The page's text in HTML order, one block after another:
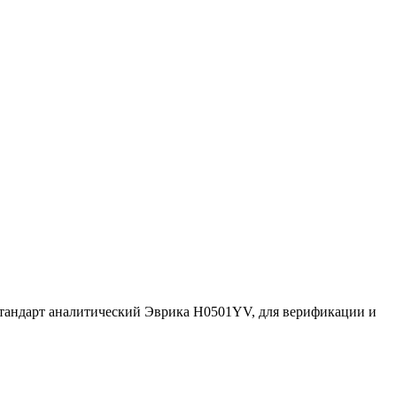
аналитический Эврика H0501YV, для верификации и